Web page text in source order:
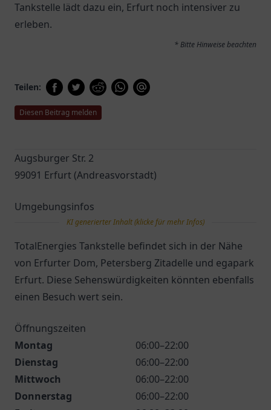
Tankstelle lädt dazu ein, Erfurt noch intensiver zu
erleben.
* Bitte Hinweise beachten
Teilen:
Diesen Beitrag melden
Augsburger Str. 2
99091 Erfurt (Andreasvorstadt)
Umgebungsinfos
KI generierter Inhalt (klicke für mehr Infos)
TotalEnergies Tankstelle befindet sich in der Nähe
von Erfurter Dom, Petersberg Zitadelle und egapark
Erfurt. Diese Sehenswürdigkeiten könnten ebenfalls
einen Besuch wert sein.
Öffnungszeiten
Montag
06:00–22:00
Dienstag
06:00–22:00
Mittwoch
06:00–22:00
Donnerstag
06:00–22:00